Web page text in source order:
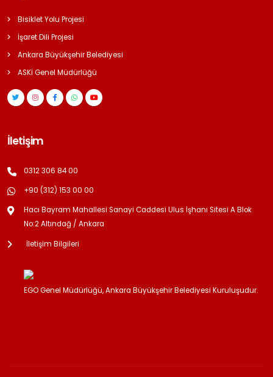
Bisiklet Yolu Projesi
İşaret Dili Projesi
Ankara Büyükşehir Belediyesi
ASKİ Genel Müdürlüğü
İletişim
0312 306 84 00
+90 (312) 153 00 00
Hacı Bayram Mahallesi Sanayi Caddesi Ulus İşhanı Sitesi A Blok
No:2 Altındağ / Ankara
İletişim Bilgileri
EGO Genel Müdürlüğü, Ankara Büyükşehir Belediyesi Kuruluşudur.